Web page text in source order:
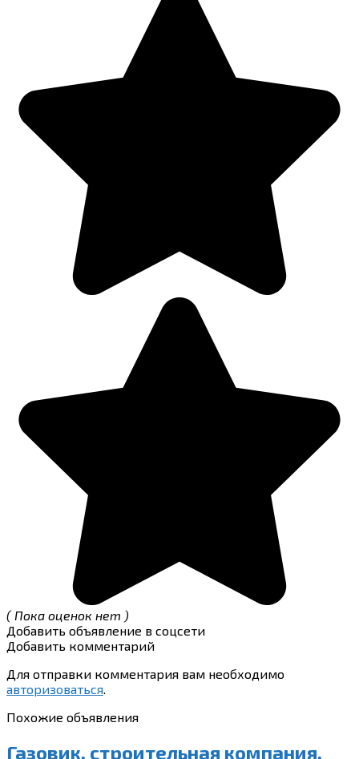
( Пока оценок нет )
Добавить объявление в соцсети
Добавить комментарий
Для отправки комментария вам необходимо
авторизоваться.
Похожие объявления
Газовик, строительная компания,